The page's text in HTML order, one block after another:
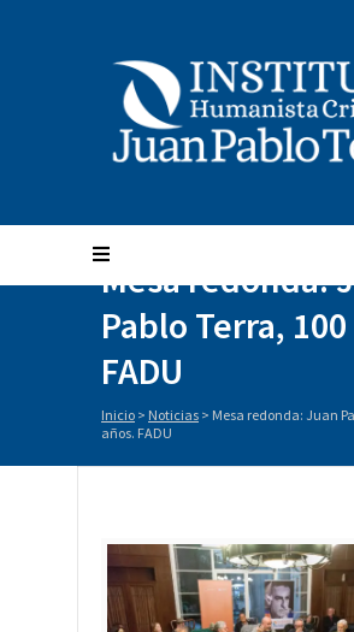
Mesa redonda:
Pablo Terra,
FADU
Inicio > Noticias > Mesa redonda: Juan
años. FADU